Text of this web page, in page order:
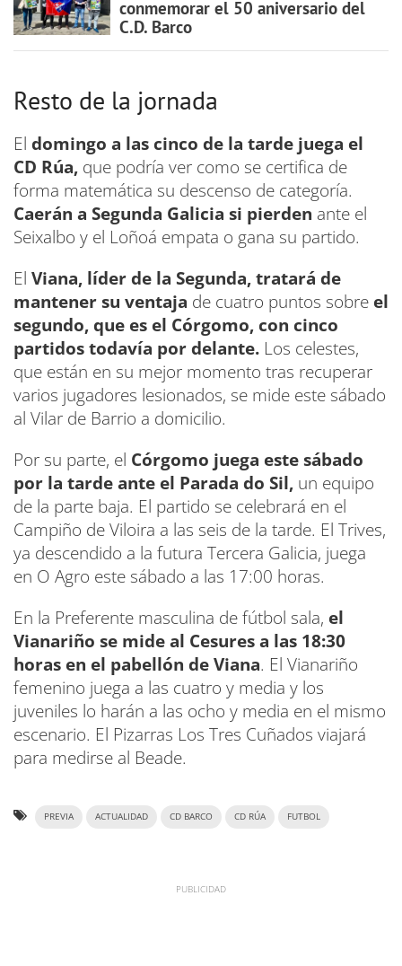
conmemorar el 50 aniversario del
C.D. Barco
Resto de la jornada
El domingo a las cinco de la tarde juega el
CD Rúa, que podría ver como se certifica de
forma matemática su descenso de categoría.
Caerán a Segunda Galicia si pierden ante el
Seixalbo y el Loñoá empata o gana su partido.
El Viana, líder de la Segunda, tratará de
mantener su ventaja de cuatro puntos sobre el
segundo, que es el Córgomo, con cinco
partidos todavía por delante. Los celestes,
que están en su mejor momento tras recuperar
varios jugadores lesionados, se mide este sábado
al Vilar de Barrio a domicilio.
Por su parte, el Córgomo juega este sábado
por la tarde ante el Parada do Sil, un equipo
de la parte baja. El partido se celebrará en el
Campiño de Viloira a las seis de la tarde. El Trives,
ya descendido a la futura Tercera Galicia, juega
en O Agro este sábado a las 17:00 horas.
En la Preferente masculina de fútbol sala, el
Vianariño se mide al Cesures a las 18:30
horas en el pabellón de Viana. El Vianariño
femenino juega a las cuatro y media y los
juveniles lo harán a las ocho y media en el mismo
escenario. El Pizarras Los Tres Cuñados viajará
para medirse al Beade.
PREVIA ACTUALIDAD CD BARCO CD RÚA FUTBOL